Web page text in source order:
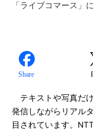
「ライブコマース」
Share
テキストや写真だ
発信しながらリアル
目されています。